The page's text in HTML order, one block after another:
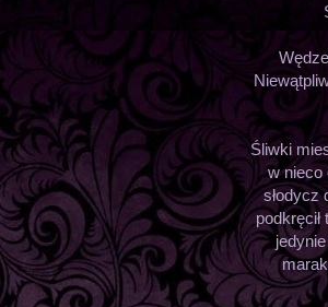
Śliwki
w nieco
słodycz